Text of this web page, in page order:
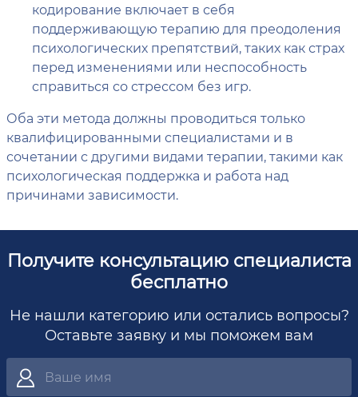
кодирование включает в себя
поддерживающую терапию для преодоления
психологических препятствий, таких как страх
перед изменениями или неспособность
справиться со стрессом без игр.
Оба эти метода должны проводиться только
квалифицированными специалистами и в
сочетании с другими видами терапии, такими как
психологическая поддержка и работа над
причинами зависимости.
Получите консультацию специалиста
бесплатно
Не нашли категорию или остались вопросы?
Оставьте заявку и мы поможем вам